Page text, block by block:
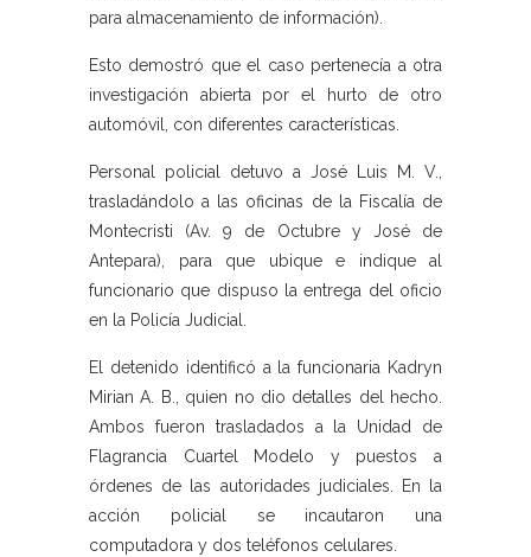
para almacenamiento de información).
Esto demostró que el caso pertenecía a otra
investigación abierta por el hurto de otro
automóvil, con diferentes características.
Personal policial detuvo a José Luis M. V.,
trasladándolo a las oficinas de la Fiscalía de
Montecristi (Av. 9 de Octubre y José de
Antepara), para que ubique e indique al
funcionario que dispuso la entrega del oficio
en la Policía Judicial.
El detenido identificó a la funcionaria Kadryn
Mirian A. B., quien no dio detalles del hecho.
Ambos fueron trasladados a la Unidad de
Flagrancia Cuartel Modelo y puestos a
órdenes de las autoridades judiciales. En la
acción policial se incautaron una
computadora y dos teléfonos celulares.